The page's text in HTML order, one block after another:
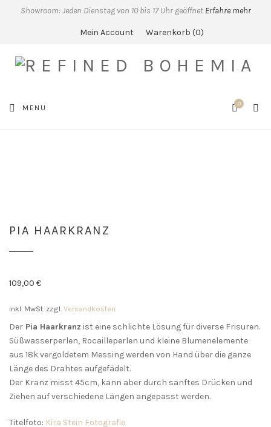
Showroom: Jeden Dienstag von 10 bis 17 Uhr geöffnet Erfahre mehr
Mein Account Warenkorb 0
MENU 0
PIA HAARKRANZ
109,00 €
inkl. MwSt. zzgl. Versandkosten
Der Pia Haarkranz ist eine schlichte Lösung für diverse Frisuren.
Süßwasserperlen, Rocailleperlen und kleine Blumenelemente
aus 18k vergoldetem Messing werden von Hand über die ganze
Länge des Drahtes aufgefädelt.
Der Kranz misst 45cm, kann aber durch sanftes Drücken und
Ziehen auf verschiedene Längen angepasst werden.
Titelfoto: Kira Stein Fotografie